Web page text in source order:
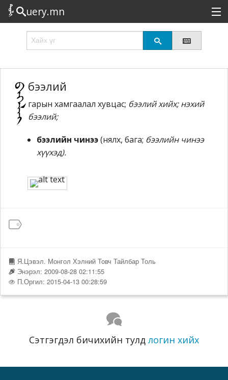
uery.mn
Сонирхолтой
Эрэлттэй
Төрөл
Татах
бээлий
гарын хамгаалал хувцас; бээлий хийх; нэхий
бээлий;
бээлийн чинээ(нялх, бага; бээлийн чинээ
хүүхэд).
Я.Цэвэл. Монгол Хэлний Товч Тайлбар Толь
Энэрэл: 2009-08-28 02:11:55
П.Оргил: 2015-04-13 00:28:59
Сэтгэгдэл бичихийн тулд логин хийх